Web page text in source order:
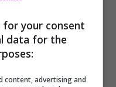
not about you
about you
for your consent
data for the
content, advertising and